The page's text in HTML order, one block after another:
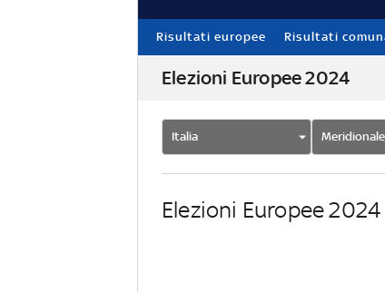
Risultati europee Risultati
Elezioni Europee 2024
Italia Meridionale
Elezioni Europee 2024